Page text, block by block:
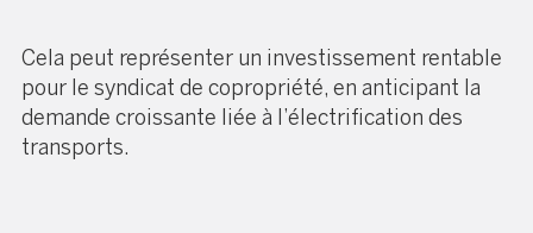
Cela peut représenter un investissement rentable
pour le syndicat de copropriété, en anticipant la
demande croissante liée à l’électrification des
transports.